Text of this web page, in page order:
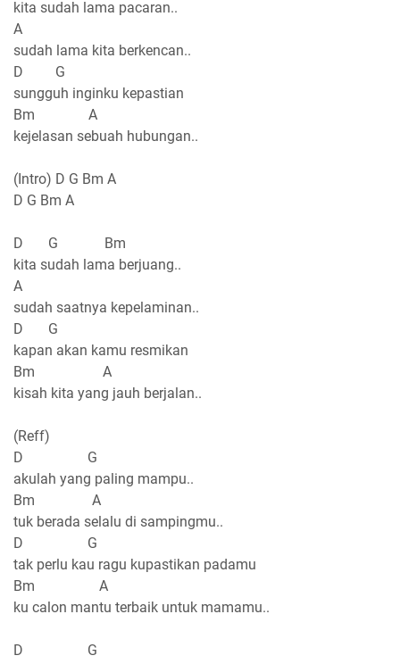
kita sudah lama pacaran..
A
sudah lama kita berkencan..
D G
sungguh inginku kepastian
Bm A
kejelasan sebuah hubungan..
(Intro) D G Bm A
D G Bm A
D G Bm
kita sudah lama berjuang..
A
sudah saatnya kepelaminan..
D G
kapan akan kamu resmikan
Bm A
kisah kita yang jauh berjalan..
(Reff)
D G
akulah yang paling mampu..
Bm A
tuk berada selalu di sampingmu..
D G
tak perlu kau ragu kupastikan padamu
Bm A
ku calon mantu terbaik untuk mamamu..
D G